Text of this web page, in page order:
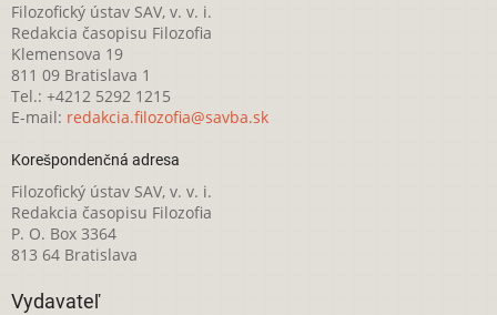
Filozofický ústav SAV, v. v. i.
Redakcia časopisu Filozofia
Klemensova 19
811 09 Bratislava 1
Tel.: +4212 5292 1215
E-mail: redakcia.filozofia@savba.sk
Korešpondenčná adresa
Filozofický ústav SAV, v. v. i.
Redakcia časopisu Filozofia
P. O. Box 3364
813 64 Bratislava
Vydavateľ